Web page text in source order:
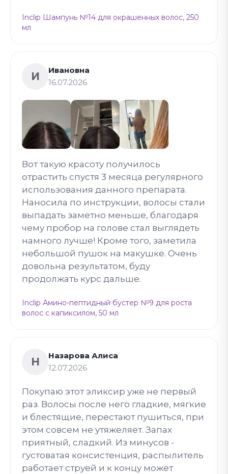
Inclip Шампунь №14 для окрашенных волос, 250
мл
И
Ивановна
16.07.2026
Вот такую красоту получилось
отрастить спустя 3 месяца регулярного
использования данного препарата.
Наносила по инструкции, волосы стали
выпадать заметно меньше, благодаря
чему пробор на голове стал выглядеть
намного лучше! Кроме того, заметила
небольшой пушок на макушке. Очень
довольна результатом, буду
продолжать курс дальше.
Inclip Амино-пептидный бустер №9 для роста
волос с капиксилом, 50 мл
Н
Назарова Алиса
12.07.2026
Покупаю этот эликсир уже не первый
раз. Волосы после него гладкие, мягкие
и блестящие, перестают пушиться, при
этом совсем не утяжеляет. Запах
приятный, сладкий. Из минусов -
густоватая консистенция, распылитель
работает струей и к концу может